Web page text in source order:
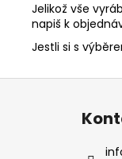
Jelikož vše
napiš k
Jestli si s